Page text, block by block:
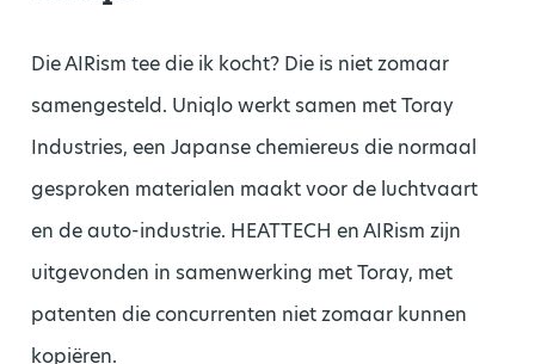
Die AIRism tee die ik kocht? Die is niet zomaar
samengesteld. Uniqlo werkt samen met Toray
Industries, een Japanse chemiereus die normaal
gesproken materialen maakt voor de luchtvaart
en de auto-industrie. HEATTECH en AIRism zijn
uitgevonden in samenwerking met Toray, met
patenten die concurrenten niet zomaar kunnen
kopiëren.